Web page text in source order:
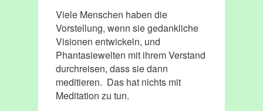
Viele Menschen haben die
Vorstellung, wenn sie gedankliche
Visionen entwickeln, und
Phantasiewelten mit ihrem Verstand
durchreisen, dass sie dann
meditieren. Das hat nichts mit
Meditation zu tun.